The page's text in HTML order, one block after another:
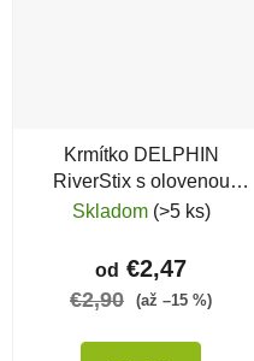
Krmítko DELPHIN
RiverStix s olovenou
záťažou
Skladom (>5 ks)
od €2,47
€2,90 (až –15 %)